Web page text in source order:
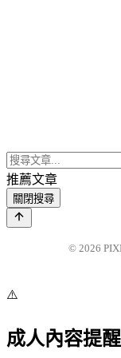
推薦文章
關閉搜尋
© 2026
⚠️
成人內容提醒